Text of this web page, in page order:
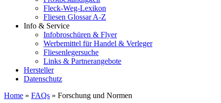
Fleck-Weg-Lexikon
Fliesen Glossar A-Z
Info & Service
Infobroschüren & Flyer
Werbemittel für Handel & Verleger
Fliesenlegersuche
Links & Partnerangebote
Hersteller
Datenschutz
Home » FAQs » Forschung und Normen